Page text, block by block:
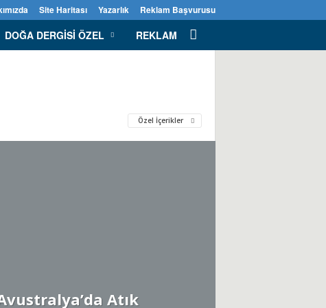
Site Haritası Yazarlık Reklam Başvurusu
DOĞA DERGISI ÖZEL REKLAM
Özel İçerikler
Atık